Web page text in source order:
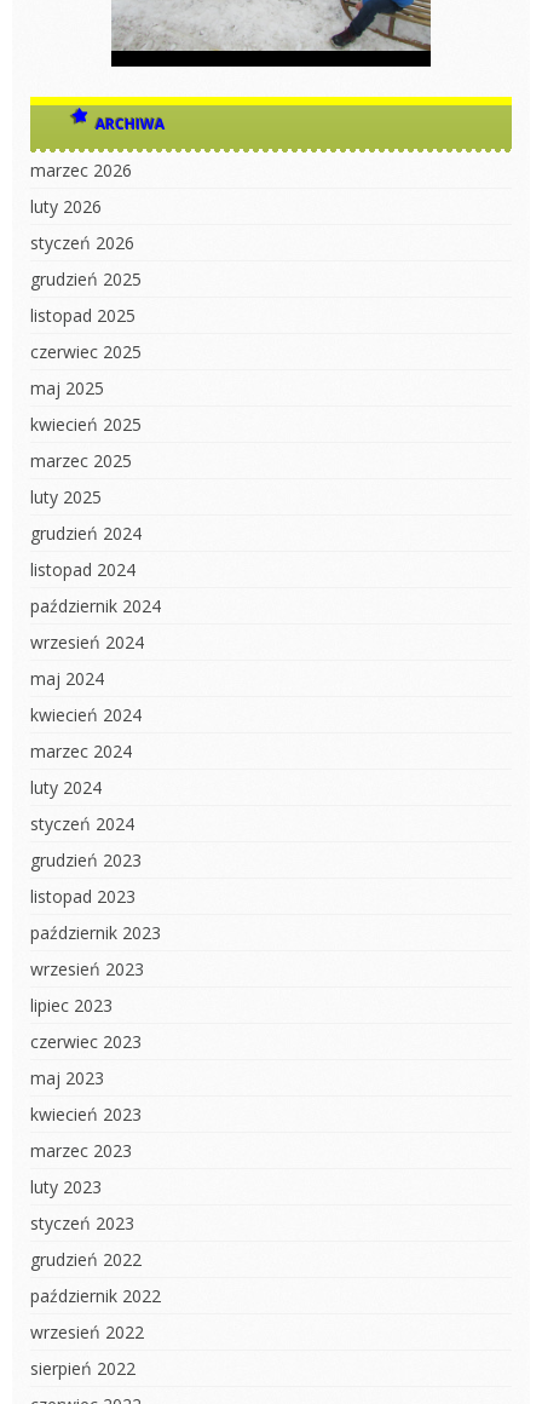
ARCHIWA
marzec 2026
luty 2026
styczeń 2026
grudzień 2025
listopad 2025
czerwiec 2025
maj 2025
kwiecień 2025
marzec 2025
luty 2025
grudzień 2024
listopad 2024
październik 2024
wrzesień 2024
maj 2024
kwiecień 2024
marzec 2024
luty 2024
styczeń 2024
grudzień 2023
listopad 2023
październik 2023
wrzesień 2023
lipiec 2023
czerwiec 2023
maj 2023
kwiecień 2023
marzec 2023
luty 2023
styczeń 2023
grudzień 2022
październik 2022
wrzesień 2022
sierpień 2022